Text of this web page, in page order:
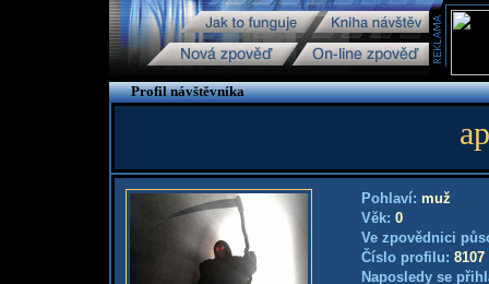
Profil návštěvníka
Pohlaví: muž
Věk: 0
Ve zpovědnici
Číslo profilu: 8107
Naposledy se